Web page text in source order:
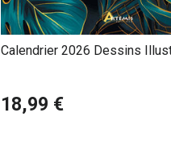
Calendrier 2026 Dessins
18,99 €